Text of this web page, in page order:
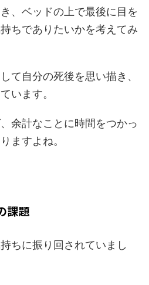
、ベッドの上で最後に目を
ちでありたいかを考えてみ
て自分の死後を思い描き、
います。
余計なことに時間をつかっ
ますよね。
課題
ちに振り回されていまし